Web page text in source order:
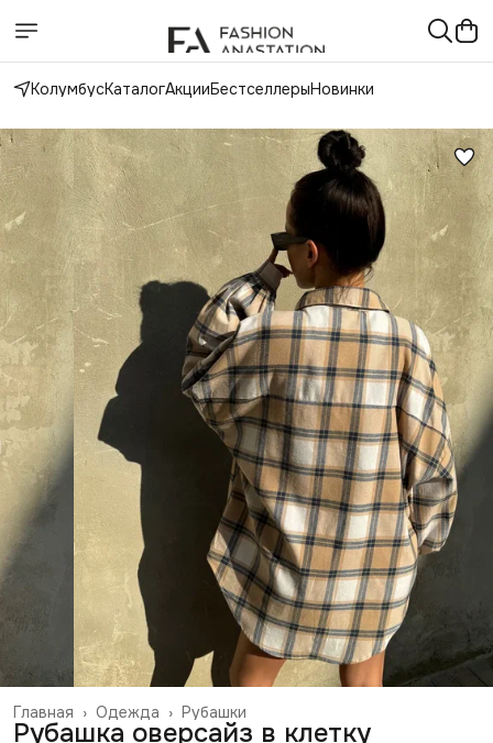
КолумбусКаталогАкцииБестселлерыНовинки
Рубашки
Одежда ›
Главная ›
Рубашка оверсайз в клетку